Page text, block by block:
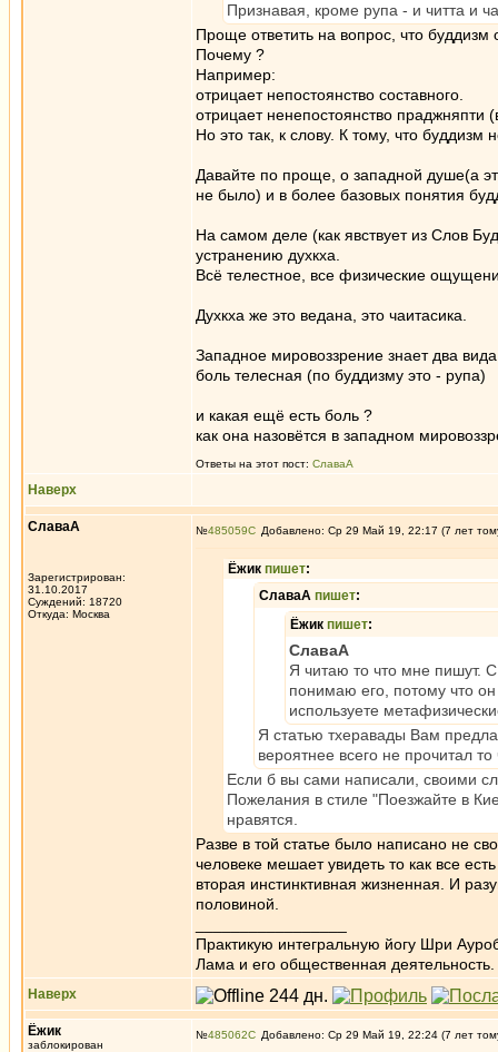
Признавая, кроме рупа - и читта и
Проще ответить на вопрос, что буддизм
Почему ?
Например:
отрицает непостоянство составного.
отрицает ненепостоянство праджняпти
Но это так, к слову. К тому, что буддизм
Давайте по проще, о западной душе(а
не было) и в более базовых понятия
На самом деле (как явствует из Слов
устранению духкха.
Всё телестное, все физические
Духкха же это ведана, это чаитасика.
Западное мировоззрение знает два
боль телесная (по буддизму это - рупа)
и какая ещё есть боль ?
как она назовётся в западном
Ответы на этот пост: СлаваА
Наверх
СлаваА
Зарегистрирован:
31.10.2017
Суждений: 18720
Откуда: Москва
№485059 Добавлено: Ср 29 Май 19, 22:17 (7 лет
Ёжик пишет:
СлаваА пишет:
Ёжик пишет:
СлаваА
Я читаю то что мне пишут.
понимаю его, потому что
используете
Я статью тхеравады Вам
вероятнее всего не прочитал
Если б вы сами написали, своими
Пожелания в стиле "Поезжайте в
нравятся.
Разве в той статье было написано не
человеке мешает увидеть то как все
вторая инстинктивная жизненная. И
половиной.
Практикую интегральную йогу Шри
Лама и его общественная деятельность.
Наверх
Ёжик
заблокирован
№485062 Добавлено: Ср 29 Май 19, 22:24 (7 лет